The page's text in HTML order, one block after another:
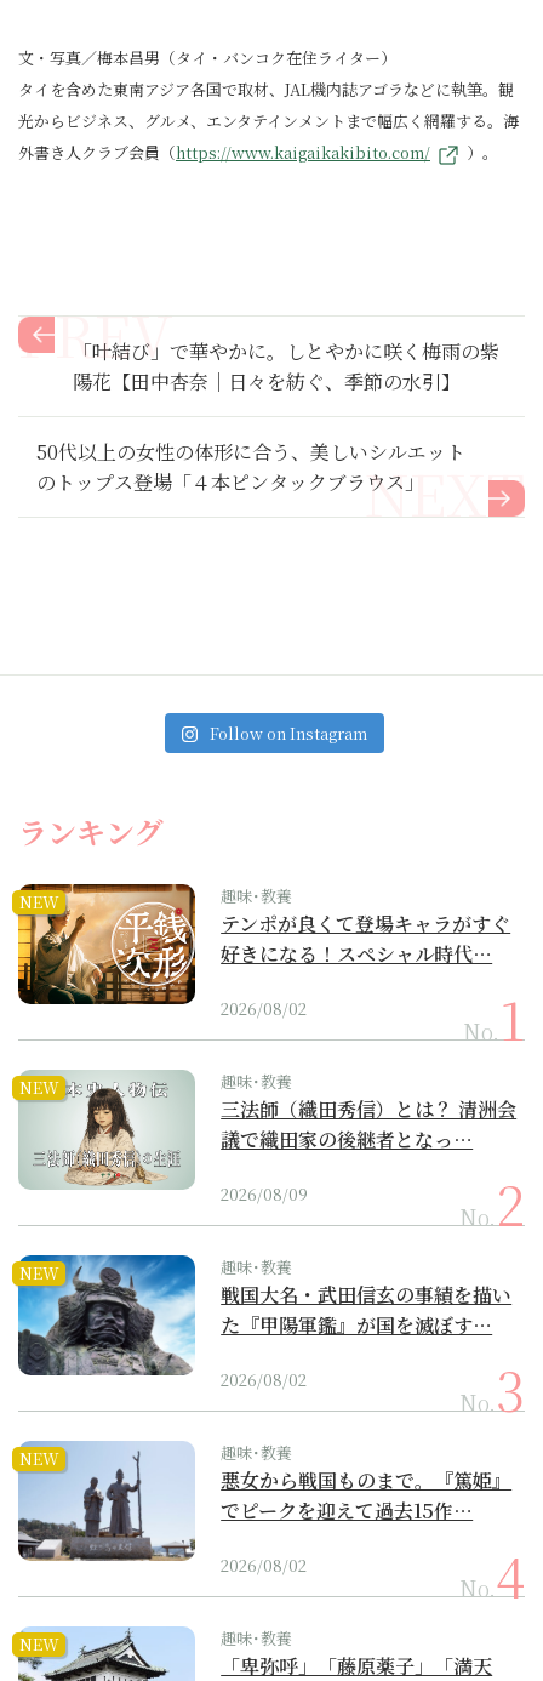
文・写真／梅本昌男（タイ・バンコク在住ライター）
タイを含めた東南アジア各国で取材、JAL機内誌アゴラなどに執筆。観
光からビジネス、グルメ、エンタテインメントまで幅広く網羅する。海
外書き人クラブ会員（https://www.kaigaikakibito.com/ ）。
「叶結び」で華やかに。しとやかに咲く梅雨の紫
陽花【田中杏奈｜日々を紡ぐ、季節の水引】
50代以上の女性の体形に合う、美しいシルエット
のトップス登場「４本ピンタックブラウス」
Follow on Instagram
ランキング
NEW 趣味･教養
テンポが良くて登場キャラがすぐ
好きになる！スペシャル時代…
2026/08/02
No.
NEW 趣味･教養
三法師（織田秀信）とは？ 清洲会
議で織田家の後継者となっ…
2026/08/09
No.
NEW 趣味･教養
戦国大名・武田信玄の事績を描い
た『甲陽軍鑑』が国を滅ぼす…
2026/08/02
No.
NEW 趣味･教養
悪女から戦国ものまで。『篤姫』
でピークを迎えて過去15作…
2026/08/02
No.
NEW 趣味･教養
「卑弥呼」「藤原薬子」「満天